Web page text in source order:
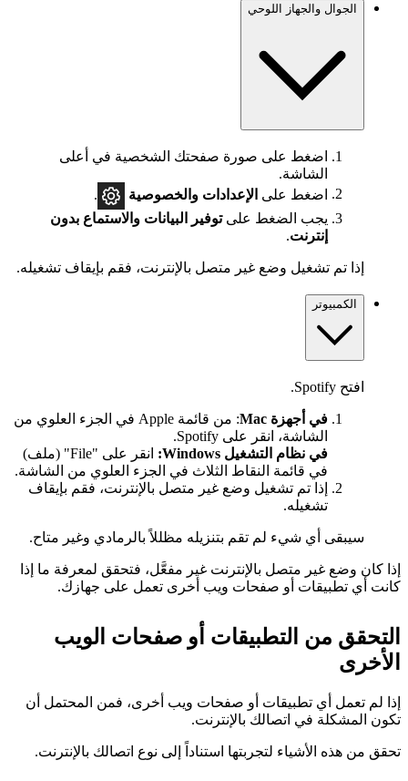
الجوال والجهاز اللوحي
اضغط على صورة صفحتك الشخصية في أعلى
الشاشة.
اضغط على الإعدادات والخصوصية
يجب الضغط علىتوفير البيانات والاستماع بدون
إنترنت.
إذا تم تشغيل وضع غير متصل بالإنترنت، فقم بإيقاف تشغيله.
الكمبيوتر
افتح Spotify.
في أجهزة Mac
: من قائمة Apple في الجزء العلوي من
الشاشة، انقر على Spotify.
في نظام التشغيل Windows:
انقر على "File" (ملف)
في قائمة النقاط الثلاث في الجزء العلوي من الشاشة.
إذا تم تشغيل وضع غير متصل بالإنترنت، فقم بإيقاف
تشغيله.
سيبقى أي شيء لم تقم بتنزيله مظللاً بالرمادي وغير متاح.
إذا كان وضع غير متصل بالإنترنت غير مفعَّل، فتحقق لمعرفة ما إذا
كانت أي تطبيقات أو صفحات ويب أخرى تعمل على جهازك.
التحقق من التطبيقات أو صفحات الويب
الأخرى
إذا لم تعمل أي تطبيقات أو صفحات ويب أخرى، فمن المحتمل أن
تكون المشكلة في اتصالك بالإنترنت.
تحقق من هذه الأشياء لتجربتها استناداً إلى نوع اتصالك بالإنترنت.